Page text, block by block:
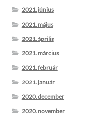
2021. június
2021. május
2021. április
2021. március
2021. február
2021. január
2020. december
2020. november